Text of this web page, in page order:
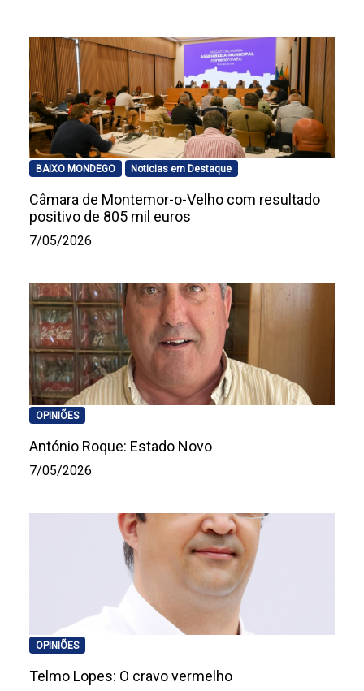
BAIXO MONDEGO Noticias em Destaque
Câmara de Montemor-o-Velho com resultado
positivo de 805 mil euros
7/05/2026
OPINIÕES
António Roque: Estado Novo
7/05/2026
OPINIÕES
Telmo Lopes: O cravo vermelho